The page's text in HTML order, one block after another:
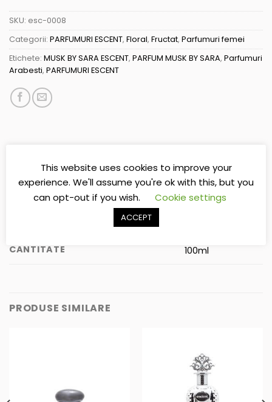
SKU: esc-0008
Categorii: PARFUMURI ESCENT, Floral, Fructat, Parfumuri femei
Etichete: MUSK BY SARA ESCENT, PARFUM MUSK BY SARA, Parfumuri
Arabesti, PARFUMURI ESCENT
INFORMAȚII SUPLIMENTARE
CANTITATE 100ml
PRODUSE SIMILARE
This website uses cookies to improve your
experience. We'll assume you're ok with this, but you
can opt-out if you wish.
Cookie settings
ACCEPT